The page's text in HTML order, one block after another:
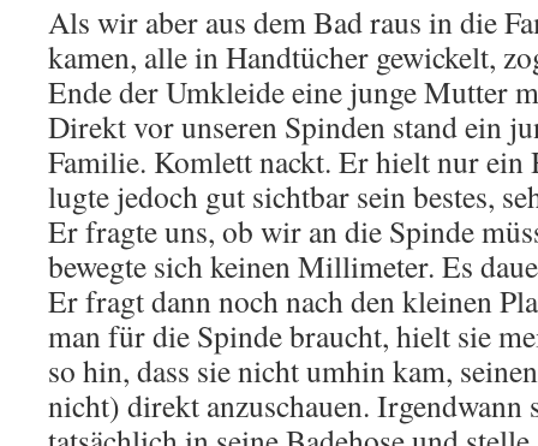
Als wir aber aus dem Bad raus in die
kamen, alle in Handtücher gewickelt,
Ende der Umkleide eine junge Mutter
Direkt vor unseren Spinden stand ein
Familie. Komlett nackt. Er hielt nur ein
lugte jedoch gut sichtbar sein bestes,
Er fragte uns, ob wir an die Spinde
bewegte sich keinen Millimeter. Es
Er fragt dann noch nach den kleinen
man für die Spinde braucht, hielt sie
so hin, dass sie nicht umhin kam,
nicht) direkt anzuschauen. Irgendwann